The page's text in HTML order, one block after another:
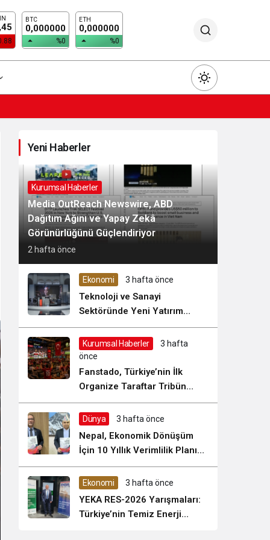
BTC
0,000000
%0
ETH
0,000000
%0
Gündüz Modu
Gündüz modunu seçin.
Gece Modu
Gece modunu seçin.
Sistem Modu
Sistem modunu seçin.
Yeni Haberler
Kurumsal Haberler
Media OutReach Newswire, ABD
Dağıtım Ağını ve Yapay Zekâ
Görünürlüğünü Güçlendiriyor
2 hafta önce
Ekonomi 3 hafta önce
Teknoloji ve Sanayi
Sektöründe Yeni Yatırım
Dönemi Başladı
Kurumsal Haberler
3 hafta
önce
Fanstado, Türkiye’nin İlk
Organize Taraftar Tribün
Ağını Kuruyor: İşletmeler İçin
Başvurular Açıldı
Dünya 3 hafta önce
Nepal, Ekonomik Dönüşüm
İçin 10 Yıllık Verimlilik Planını
Uygulamaya Koyuyor mu?
Ekonomi 3 hafta önce
YEKA RES-2026 Yarışmaları:
Türkiye’nin Temiz Enerji